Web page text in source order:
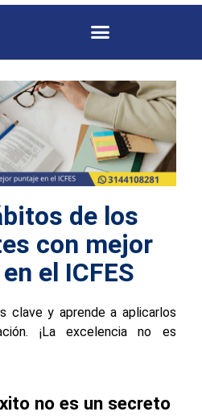
de los
con mejor
el ICFES
clave y aprende a aplicarlos
¡La excelencia no es
no es un secreto